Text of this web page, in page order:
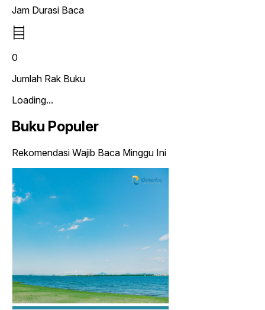
Jam Durasi Baca
0
Jumlah Rak Buku
Loading...
Buku Populer
Rekomendasi Wajib Baca Minggu Ini